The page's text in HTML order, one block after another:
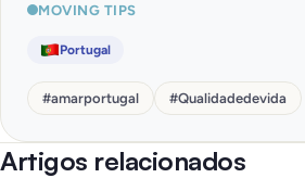
MOVING TIPS
Portugal
#amarportugal #Qualidadedevida
Artigos relacionados